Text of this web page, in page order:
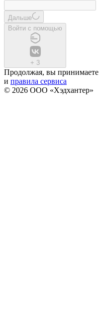
Дальше
Войти с помощью
+ 3
Продолжая, вы принимаете
и правила сервиса
© 2026 ООО «Хэдхантер»